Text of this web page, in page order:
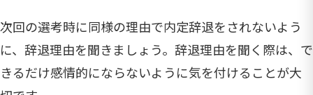
次回の選考時に同様の理由で内定辞退をされないよう
に、辞退理由を聞きましょう。辞退理由を聞く際は、で
きるだけ感情的にならないように気を付けることが大